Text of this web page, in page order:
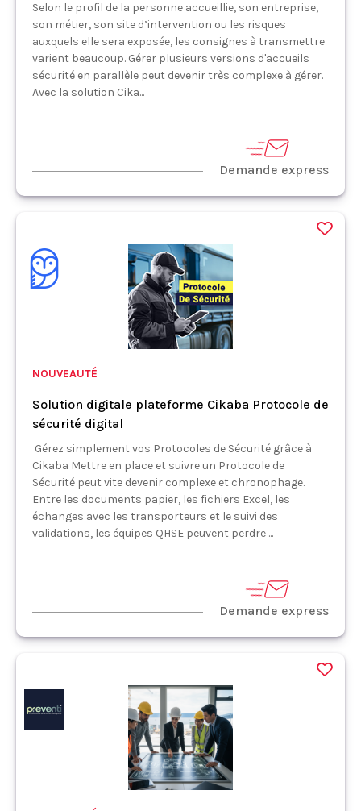
Selon le profil de la personne accueillie, son entreprise,
son métier, son site d’intervention ou les risques
auxquels elle sera exposée, les consignes à transmettre
varient beaucoup. Gérer plusieurs versions d'accueils
sécurité en parallèle peut devenir très complexe à gérer.
Avec la solution Cika...
Demande express
NOUVEAUTÉ
Solution digitale plateforme Cikaba Protocole de
sécurité digital
Gérez simplement vos Protocoles de Sécurité grâce à
Cikaba Mettre en place et suivre un Protocole de
Sécurité peut vite devenir complexe et chronophage.
Entre les documents papier, les fichiers Excel, les
échanges avec les transporteurs et le suivi des
validations, les équipes QHSE peuvent perdre ...
Demande express